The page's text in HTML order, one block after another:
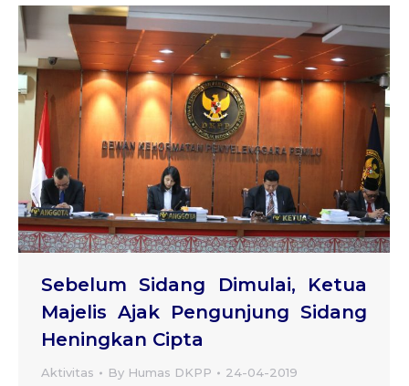
Sebelum Sidang Dimulai, Ketua
Majelis Ajak Pengunjung Sidang
Heningkan Cipta
Aktivitas By Humas DKPP 24-04-2019